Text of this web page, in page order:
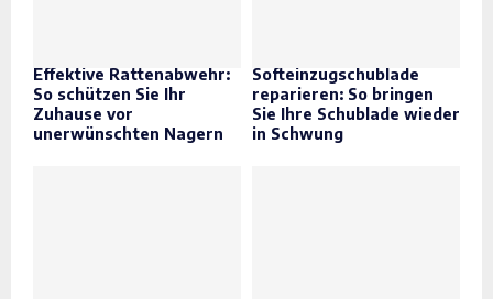
Effektive Rattenabwehr:
So schützen Sie Ihr
Zuhause vor
unerwünschten Nagern
Softeinzugschublade
reparieren: So bringen
Sie Ihre Schublade wieder
in Schwung